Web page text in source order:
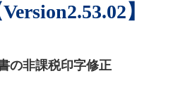
】
の非課税印字修正